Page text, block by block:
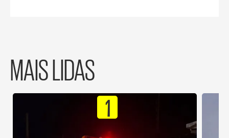
MAIS LIDAS
1